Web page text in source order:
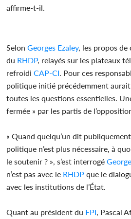
affirme-t-il.
SelonGeorges Ezaley, les propos de
du RHDP, relayés sur les plateaux
refroidiCAP-CI . Pour ces
politique initié précédemment
toutes les questions essentielles.
fermée » par les partis de
« Quand quelqu’un dit
politique n’est plus nécessaire, à
le soutenir ? », s’est interrogé
n’est pas avec le RHDP que le
avec les institutions de l’État.
Quant au président du FPI , Pascal